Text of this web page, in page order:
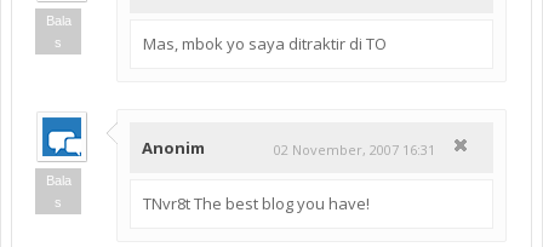
Bala
s
Mas, mbok yo saya ditraktir di TO
Bala
s
Anonim 02 November, 2007 16:31
TNvr8t The best blog you have!